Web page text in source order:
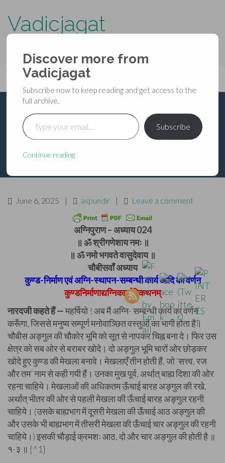
Vadicjagat
Primary
Menu
content
Vadicjagat
अग्निपुराण – अध्याय 024
June 6, 2025 | aspundir | Leave a comment
अग्निपुराण – अध्याय 024
॥ ॐ श्रीगणेशाय नमः ॥
॥ ॐ नमो भगवते वासुदेवाय ॥
चौबीसवाँ अध्याय
कुण्ड-निर्माण एवं अग्नि-स्थापन-सम्बन्धी कार्य आदि का वर्णन
कुण्डनिर्माणाद्यग्निकार्यादिकथनम्
नारदजी कहते हैं —महर्षियो ! अब मैं अग्नि- सम्बन्धी कार्य का वर्णन
करूँगा, जिससे मनुष्य सम्पूर्ण मनोवाञ्छित वस्तुओं का भागी होता है।
चौबीस अङ्गुल की चौकोर भूमि को सूत से नापकर चिह्न बना दे। फिर उस
क्षेत्र को सब ओर से बराबर खोदे। दो अङ्गुल भूमि चारों ओर छोड़कर
खोदे हुए कुण्ड की मेखला बनावे। मेखलाएँ तीन होती हैं, जो ‘सत्त्व, रज
और तम’ नाम से कही गयी हैं। उनका मुख पूर्व, अर्थात् बाह्य दिशा की ओर
रहना चाहिये। मेखलाओं की अधिकतम ऊँचाई बारह अङ्गुल की रखे,
अर्थात् भीतर की ओर से पहली मेखला की ऊँचाई बारह अङ्गुल रहनी
चाहिये। (उसके बाह्यभाग में दूसरी मेखला की ऊँचाई आठ अङ्गुल की
और उसके भी बाह्यभाग में तीसरी मेखला की ऊँचाई चार अङ्गुल की रहनी
चाहिये।) इसकी चौड़ाई क्रमशः आठ, दो और चार अङ्गुल की होती है ॥
१-३ ॥ [^1]
Discover more from
Vadicjagat
Subscribe now to keep reading and get access to the
full archive.
Type your email…
Subscribe
Continue reading